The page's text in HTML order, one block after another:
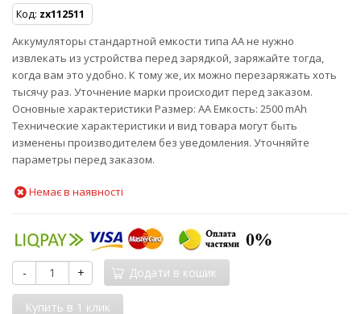
Код: zx112511
Аккумуляторы стандартной емкости типа AA не нужно
извлекать из устройства перед зарядкой, заряжайте тогда,
когда вам это удобно. К тому же, их можно перезаряжать хоть
тысячу раз. Уточнение марки происходит перед заказом.
Основные характеристики Размер: АА Емкость: 2500 mAh
Технические характеристики и вид товара могут быть
изменены производителем без уведомления. Уточняйте
параметры перед заказом.
Немає в наявності
- + Додати в кошик